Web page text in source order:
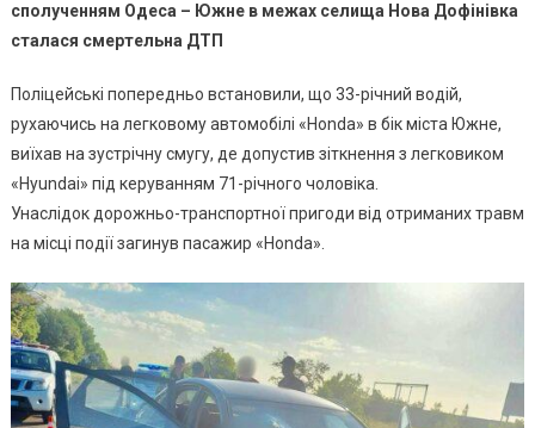
Одеса
В
Межах
Селища
Дофінівка
сполученням Одеса – Южне в межах селища Нова Дофінівка
сталася смертельна ДТП
Поліцейські попередньо встановили, що 33-річний водій,
рухаючись на легковому автомобілі «Honda» в бік міста Южне,
виїхав на зустрічну смугу, де допустив зіткнення з легковиком
«Hyundai» під керуванням 71-річного чоловіка.
Унаслідок дорожньо-транспортної пригоди від отриманих травм
на місці події загинув пасажир «Honda».